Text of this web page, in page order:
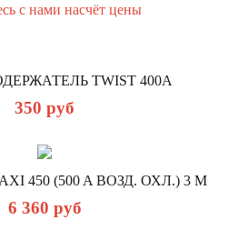
с нами насчёт цены
TWIST 400A
350 руб
450 (500 A ВОЗД. ОХЛ.) 3 М
6 360 руб